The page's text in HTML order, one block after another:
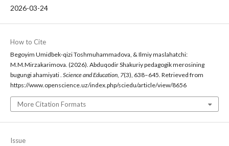
2026-03-24
How to Cite
Begoyim Umidbek-qizi Toshmuhammadova, & Ilmiy maslahatchi:
M.M.Mirzakarimova. (2026). Abduqodir Shakuriy pedagogik merosining
bugungi ahamiyati . Science and Education, 7(3), 638–645. Retrieved from
https://www.openscience.uz/index.php/sciedu/article/view/8656
More Citation Formats
Issue